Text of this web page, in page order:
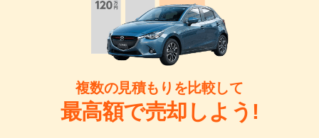
複数の見積もりを比較して
最高額で売却しよう!